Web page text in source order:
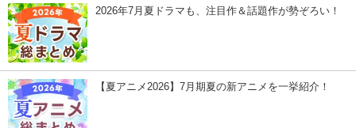
2026年7月夏ドラマも、注目作＆話題作が勢ぞろい！
【夏アニメ2026】7月期夏の新アニメを一挙紹介！